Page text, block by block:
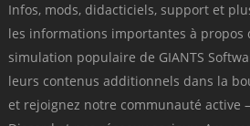
Infos, mods, didacticiels, support et
les informations importantes à propos
simulation populaire de GIANTS
leurs contenus additionnels dans la
et rejoignez notre communauté active